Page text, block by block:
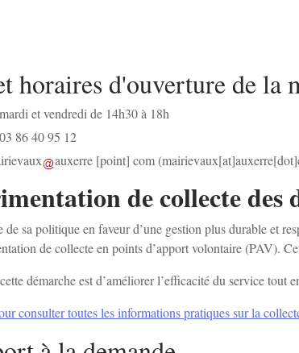
horaires d'ouverture de la
et vendredi de 14h30 à 18h
03 86 40 95 12
auxerre [point]com
de collecte des
de sa politique en faveur d’une gestion plus durable et
de collecte en points d’apport volontaire (PAV).
démarche est d’améliorer l’efficacité du service tout
consulter toutes les informations pratiques sur la